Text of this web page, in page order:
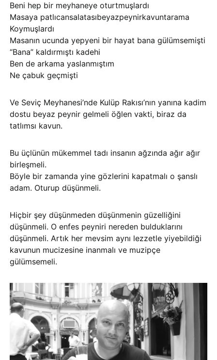
Beni hep bir meyhaneye oturtmuşlardı
Masaya patlıcansalatasıbeyazpeynirkavuntarama
Koymuşlardı
Masanın ucunda yepyeni bir hayat bana gülümsemişti
“Bana” kaldırmıştı kadehi
Ben de arkama yaslanmıştım
Ne çabuk geçmişti
Ve Seviç Meyhanesi’nde Kulüp Rakısı’nın yanına kadim
dostu beyaz peynir gelmeli öğlen vakti, biraz da
tatlımsı kavun.
Bu üçlünün mükemmel tadı insanın ağzında ağır ağır
birleşmeli.
Böyle bir zamanda yine gözlerini kapatmalı o şanslı
adam. Oturup düşünmeli.
Hiçbir şey düşünmeden düşünmenin güzelliğini
düşünmeli. O enfes peyniri nereden bulduklarını
düşünmeli. Artık her mevsim aynı lezzetle yiyebildiği
kavunun mucizesine inanmalı ve muzipçe
gülümsemeli.